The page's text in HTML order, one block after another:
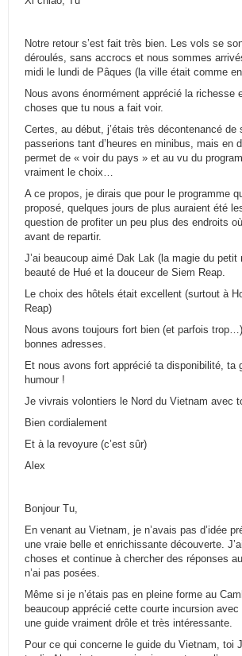
Notre retour s’est fait très bien. Les vols se
déroulés, sans accrocs et nous sommes
midi le lundi de Pâques (la ville était comme
Nous avons énormément apprécié la richesse
choses que tu nous a fait voir.
Certes, au début, j’étais très décontenancé de
passerions tant d’heures en minibus, mais en
permet de « voir du pays » et au vu du
vraiment le choix…
A ce propos, je dirais que pour le programme
proposé, quelques jours de plus auraient été
question de profiter un peu plus des endroits
avant de repartir.
J’ai beaucoup aimé Dak Lak (la magie du
beauté de Hué et la douceur de Siem Reap.
Le choix des hôtels était excellent (surtout à
Reap)
Nous avons toujours fort bien (et parfois
bonnes adresses.
Et nous avons fort apprécié ta disponibilité, ta
humour !
Je vivrais volontiers le Nord du Vietnam avec
Bien cordialement
Et à la revoyure (c’est sûr)
Alex
Bonjour Tu,
En venant au Vietnam, je n’avais pas d’idée
une vraie belle et enrichissante découverte.
choses et continue à chercher des réponses
n’ai pas posées.
Même si je n’étais pas en pleine forme au
beaucoup apprécié cette courte incursion avec
une guide vraiment drôle et très intéressante.
Pour ce qui concerne le guide du Vietnam, toi